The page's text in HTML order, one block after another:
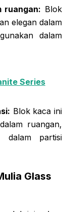
ruangan: Blok
elegan dalam
dalam
Series
Blok kaca ini
ruangan,
dalam partisi
Glass